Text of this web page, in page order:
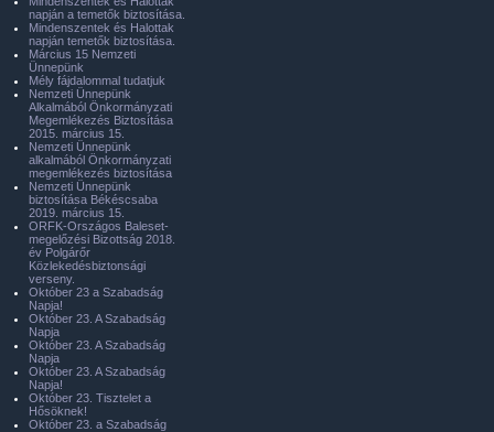
napján a temetők biztosítása.
Mindenszentek és Halottak
napján temetők biztosítása.
Március 15 Nemzeti
Ünnepünk
Mély fájdalommal tudatjuk
Nemzeti Ünnepünk
Alkalmából Önkormányzati
Megemlékezés Biztosítása
2015. március 15.
Nemzeti Ünnepünk
alkalmából Önkormányzati
megemlékezés biztosítása
Nemzeti Ünnepünk
biztosítása Békéscsaba
2019. március 15.
ORFK-Országos Baleset-
megelőzési Bizottság 2018.
év Polgárőr
Közlekedésbiztonsági
verseny.
Október 23 a Szabadság
Napja!
Október 23. A Szabadság
Napja
Október 23. A Szabadság
Napja
Október 23. A Szabadság
Napja!
Október 23. Tisztelet a
Hősöknek!
Október 23. a Szabadság